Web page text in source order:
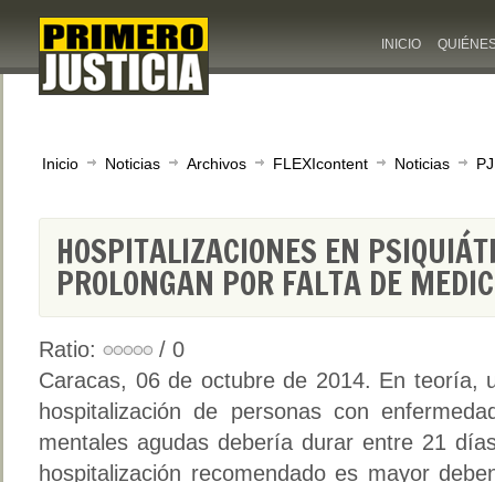
INICIO
Inicio Noticias Archivos FLEXIcontent Noticias
HOSPITALIZACIONES EN
PROLONGAN POR FALTA DE
Ratio:
/ 0
Caracas, 06 de octubre de 2014. En teoría,
hospitalización de personas con
mentales agudas debería durar entre 21
hospitalización recomendado es mayor